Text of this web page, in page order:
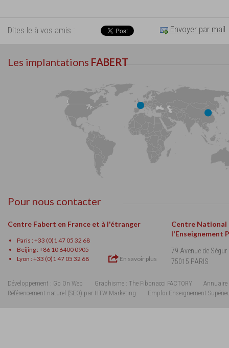
Dites le à vos amis : Envoyer par mail
Les implantations FABERT
Pour nous contacter
Centre Fabert en France et à l'étranger
Paris : +33 (0)1 47 05 32 68
Beijing : +86 10 6400 0905
Lyon : +33 (0)1 47 05 32 68
En savoir plus
Centre National
l'Enseignement
79 Avenue de Ségur
75015 PARIS
Développement : Go On Web Graphisme : The Fibonacci FACTORY
Annuaire
Référencement naturel (SEO) par HTW-Marketing
Emploi Enseignement